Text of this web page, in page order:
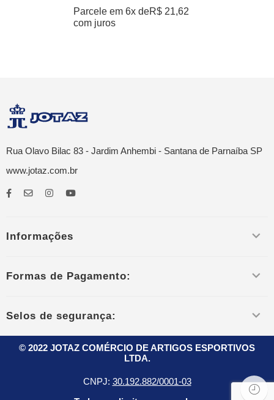
Parcele em 6x deR$21,62
com juros
Rua Olavo Bilac 83 - Jardim Anhembi - Santana de Parnaíba SP
www.jotaz.com.br
Informações
Formas de Pagamento:
Selos de segurança:
© 2022 JOTAZ COMÉRCIO DE ARTIGOS ESPORTIVOS
LTDA.
CNPJ: 30.192.882/0001-03